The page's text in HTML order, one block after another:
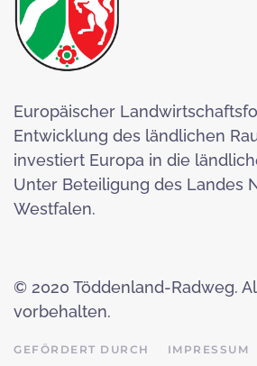
Europäischer
Entwicklung des ländlichen
investiert Europa in die
Unter Beteiligung des Landes
Westfalen.
© 2020 Töddenland-Radweg.
vorbehalten.
GEFÖRDERT DURCH IMPRESSUM